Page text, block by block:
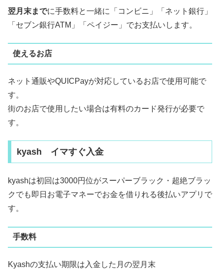
翌月末までに手数料と一緒に「コンビニ」「ネット銀行」
「セブン銀行ATM」「ペイジー」でお支払いします。
使えるお店
ネット通販やQUICPayが対応しているお店で使用可能で
す。
街のお店で使用したい場合は有料のカード発行が必要で
す。
kyash イマすぐ入金
kyashは初回は3000円位がスーパーブラック・超絶ブラッ
クでも即日お電子マネーでお金を借りれる後払いアプリで
す。
手数料
Kyashの支払い期限は入金した月の翌月末